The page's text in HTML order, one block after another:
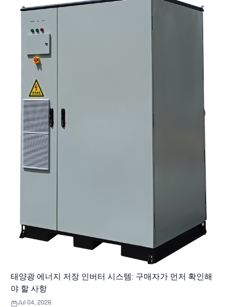
태양광 에너지 저장 인버터 시스템: 구매자가 먼저 확인해
야 할 사항
Jul 04, 2026